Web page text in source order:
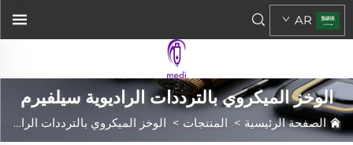
AR
الوخز الميكروي بالترددات الراديوية سيلفيرم
الصفحة الرئيسية > المنتجات > الوخز الميكروي بالترددات الراديوية سيلفيرم